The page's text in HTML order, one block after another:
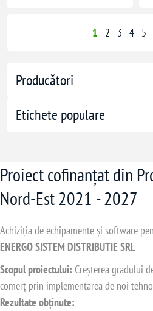
Producători
Etichete populare
1 2 3 4 5
Proiect cofinanțat din
Nord-Est 2021 - 2027
Achiziția de echipamente și software
ENERGO SISTEM DISTRIBUTIE SRL
Scopul proiectului: Creșterea gradului
comerț prin implementarea de noi
Rezultate obținute: